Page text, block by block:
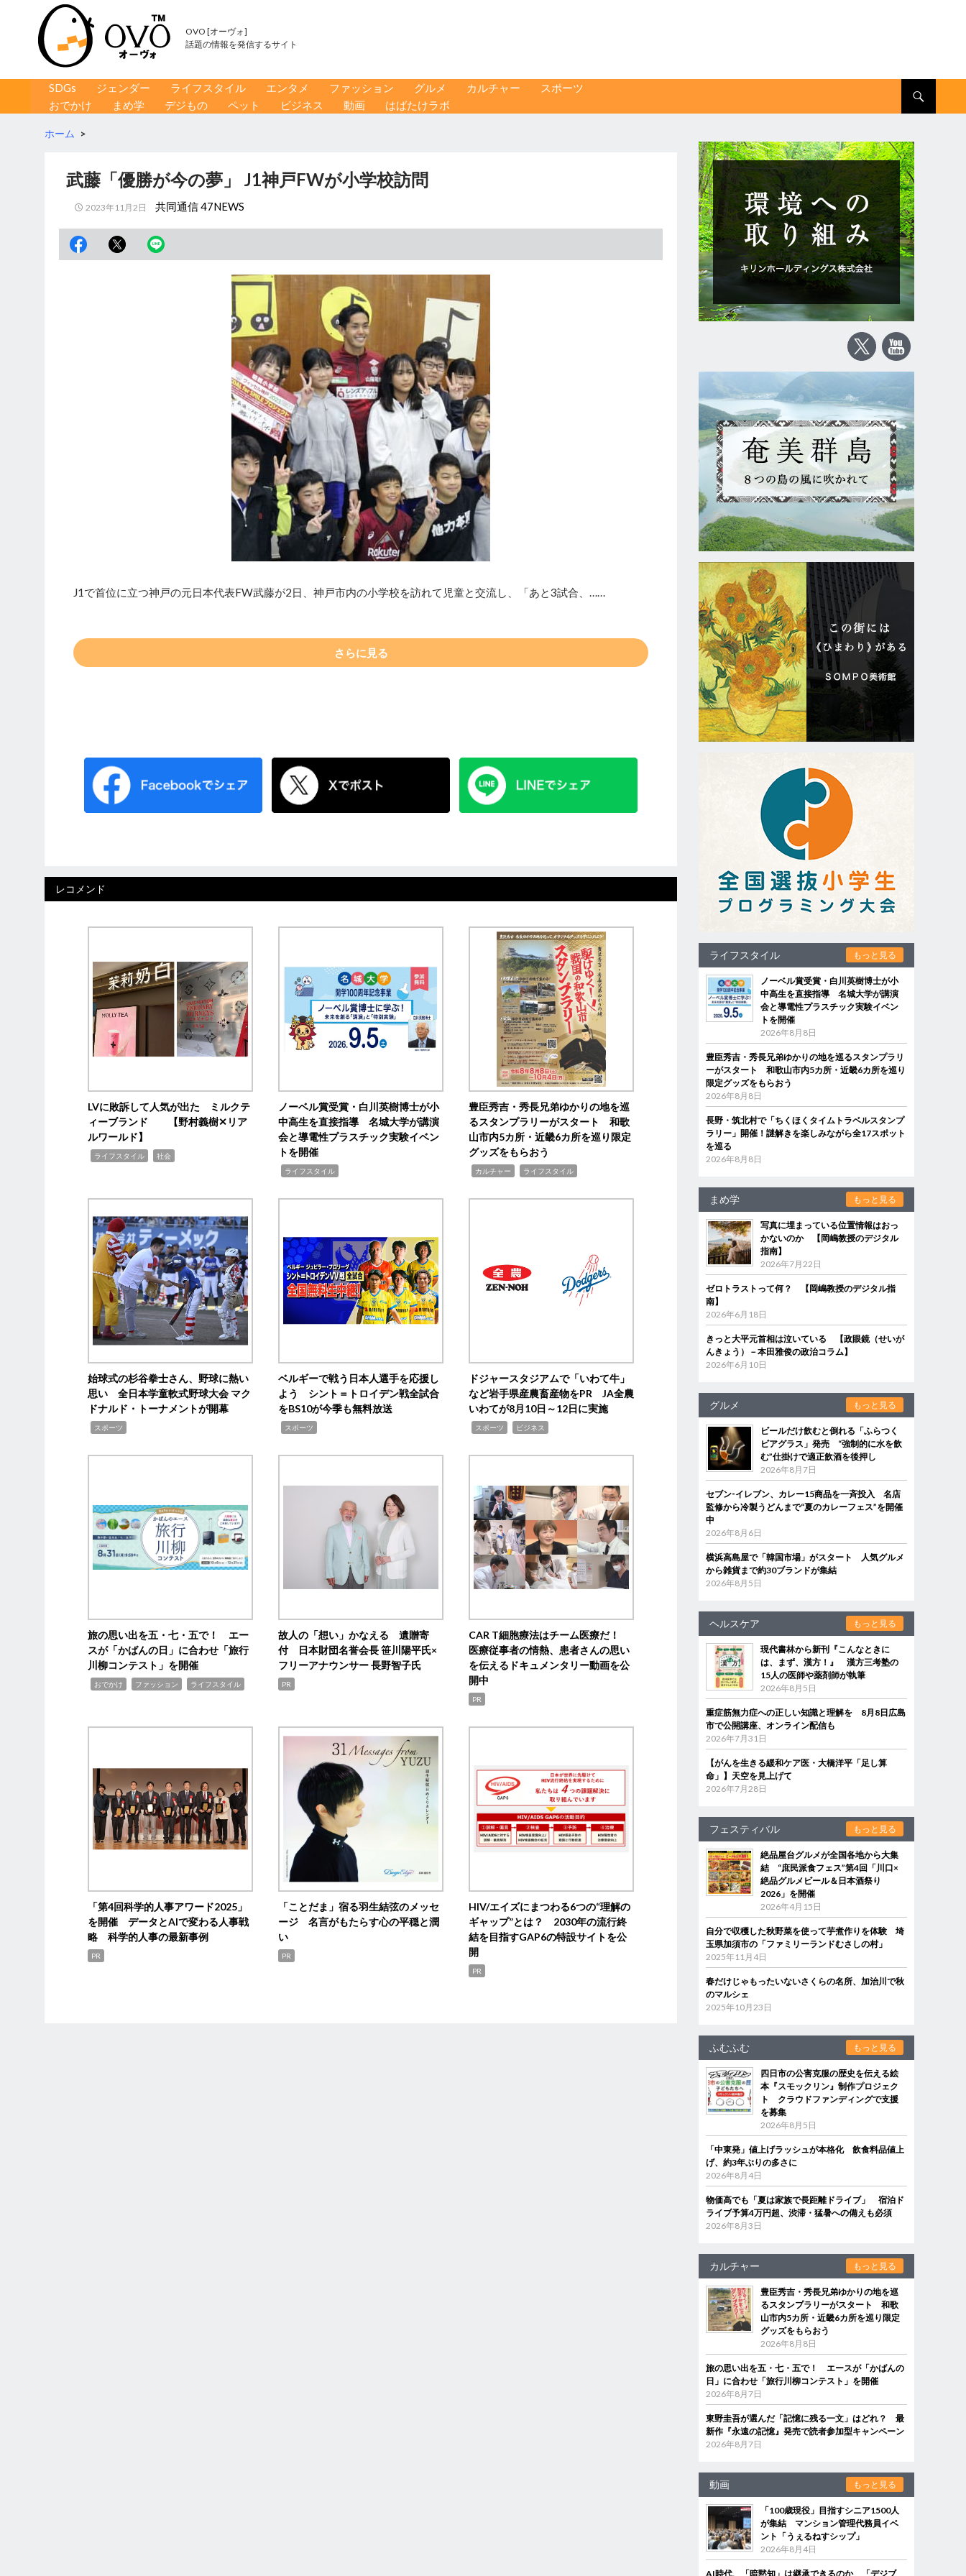
OVO [オーヴォ]
話題の情報を発信するサイト
コンテンツへ移動
SDGs ジェンダー ライフスタイル エンタメ ファッション グルメ カルチャー
スポーツ
おでかけ
まめ学 デジもの ペット ビジネス 動画 はばたけラボ
ホーム >
武藤「優勝が今の夢」 J1神戸FWが小学校訪問
2023年11月2日 共同通信 47NEWS
J1で首位に立つ神戸の元日本代表FW武藤が2日、神戸市内の小学校を訪れて児童と交流し、「あと3試合、……
さらに見る
レコメンド
LVに敗訴して人気が出た ミルクテ
ィーブランド 【野村義樹✕リア
ルワールド】
ライフスタイル 社会
ノーベル賞受賞・白川英樹博士が小
中高生を直接指導 名城大学が講演
会と導電性プラスチック実験イベン
トを開催
ライフスタイル
豊臣秀吉・秀長兄弟ゆかりの地を巡
るスタンプラリーがスタート 和歌
山市内5カ所・近畿6カ所を巡り限定
グッズをもらおう
カルチャー ライフスタイル
始球式の杉谷拳士さん、野球に熱い
思い 全日本学童軟式野球大会 マク
ドナルド・トーナメントが開幕
スポーツ
ベルギーで戦う日本人選手を応援し
よう シント＝トロイデン戦全試合
をBS10が今季も無料放送
スポーツ
ドジャースタジアムで「いわて牛」
など岩手県産農畜産物をPR JA全農
いわてが8月10日～12日に実施
スポーツ ビジネス
旅の思い出を五・七・五で！ エー
スが「かばんの日」に合わせ「旅行
川柳コンテスト」を開催
おでかけ ファッション ライフスタイル
故人の「想い」かなえる 遺贈寄
付 日本財団名誉会長 笹川陽平氏×
フリーアナウンサー 長野智子氏
PR
CAR T細胞療法はチーム医療だ！
医療従事者の情熱、患者さんの思い
を伝えるドキュメンタリー動画を公
開中
PR
「第4回科学的人事アワード2025」
を開催 データとAIで変わる人事戦
略 科学的人事の最新事例
PR
「ことだま」宿る羽生結弦のメッセ
ージ 名言がもたらす心の平穏と潤
い
PR
HIV/エイズにまつわる6つの“理解の
ギャップ”とは？ 2030年の流行終
結を目指すGAP6の特設サイトを公
開
PR
ライフスタイル もっと見る
ノーベル賞受賞・白川英樹博士が小
中高生を直接指導 名城大学が講演
会と導電性プラスチック実験イベン
トを開催
2026年8月8日
豊臣秀吉・秀長兄弟ゆかりの地を巡るスタンプラリ
ーがスタート 和歌山市内5カ所・近畿6カ所を巡り
限定グッズをもらおう
2026年8月8日
長野・筑北村で「ちくほくタイムトラベルスタンプ
ラリー」開催！謎解きを楽しみながら全17スポット
を巡る
2026年8月8日
まめ学 もっと見る
写真に埋まっている位置情報はおっ
かないのか 【岡嶋教授のデジタル
指南】
2026年7月22日
ゼロトラストって何？ 【岡嶋教授のデジタル指
南】
2026年6月18日
きっと大平元首相は泣いている 【政眼鏡（せいが
んきょう）－本田雅俊の政治コラム】
2026年6月10日
グルメ もっと見る
ビールだけ飲むと倒れる「ふらつく
ビアグラス」発売 “強制的に水を飲
む”仕掛けで適正飲酒を後押し
2026年8月7日
セブン‐イレブン、カレー15商品を一斉投入 名店
監修から冷製うどんまで“夏のカレーフェス”を開催
中
2026年8月6日
横浜高島屋で「韓国市場」がスタート 人気グルメ
から雑貨まで約30ブランドが集結
2026年8月5日
ヘルスケア もっと見る
現代書林から新刊『こんなときに
は、まず、漢方！』 漢方三考塾の
15人の医師や薬剤師が執筆
2026年8月5日
重症筋無力症への正しい知識と理解を 8月8日広島
市で公開講座、オンライン配信も
2026年7月31日
【がんを生きる緩和ケア医・大橋洋平「足し算
命」】天空を見上げて
2026年7月28日
フェスティバル もっと見る
絶品屋台グルメが全国各地から大集
結 “庶民派食フェス”第4回「川口×
絶品グルメビール＆日本酒祭り
2026」を開催
2026年4月15日
自分で収穫した秋野菜を使って芋煮作りを体験 埼
玉県加須市の「ファミリーランドむさしの村」
2025年11月4日
春だけじゃもったいないさくらの名所、加治川で秋
のマルシェ
2025年10月23日
ふむふむ もっと見る
四日市の公害克服の歴史を伝える絵
本『スモックリン』制作プロジェク
ト クラウドファンディングで支援
を募集
2026年8月5日
「中東発」値上げラッシュが本格化 飲食料品値上
げ、約3年ぶりの多さに
2026年8月4日
物価高でも「夏は家族で長距離ドライブ」 宿泊ド
ライブ予算4万円超、渋滞・猛暑への備えも必須
2026年8月3日
カルチャー もっと見る
豊臣秀吉・秀長兄弟ゆかりの地を巡
るスタンプラリーがスタート 和歌
山市内5カ所・近畿6カ所を巡り限定
グッズをもらおう
2026年8月8日
旅の思い出を五・七・五で！ エースが「かばんの
日」に合わせ「旅行川柳コンテスト」を開催
2026年8月7日
東野圭吾が選んだ「記憶に残る一文」はどれ？ 最
新作『永遠の記憶』発売で読者参加型キャンペーン
2026年8月7日
動画 もっと見る
「100歳現役」目指すシニア1500人
が集結 マンション管理代務員イベ
ント「うぇるねすシップ」
2026年8月4日
AI時代、「暗黙知」は継承できるのか 「デジブ